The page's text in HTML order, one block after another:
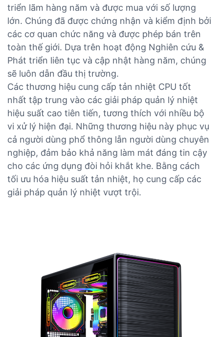
triển lãm hàng năm và được mua với số lượng
lớn. Chúng đã được chứng nhận và kiểm định bởi
các cơ quan chức năng và được phép bán trên
toàn thế giới. Dựa trên hoạt động Nghiên cứu &
Phát triển liên tục và cập nhật hàng năm, chúng
sẽ luôn dẫn đầu thị trường.
Các thương hiệu cung cấp tản nhiệt CPU tốt
nhất tập trung vào các giải pháp quản lý nhiệt
hiệu suất cao tiên tiến, tương thích với nhiều bộ
vi xử lý hiện đại. Những thương hiệu này phục vụ
cả người dùng phổ thông lẫn người dùng chuyên
nghiệp, đảm bảo khả năng làm mát đáng tin cậy
cho các ứng dụng đòi hỏi khắt khe. Bằng cách
tối ưu hóa hiệu suất tản nhiệt, họ cung cấp các
giải pháp quản lý nhiệt vượt trội.